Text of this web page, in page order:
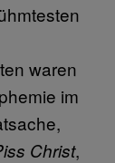
waren
im
Christ,